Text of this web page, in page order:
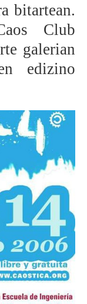
bitartean.
Club
galerian
edizino